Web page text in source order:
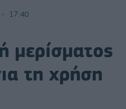
17:40
τη χρήση